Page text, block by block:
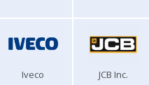
Iveco JCB Inc.